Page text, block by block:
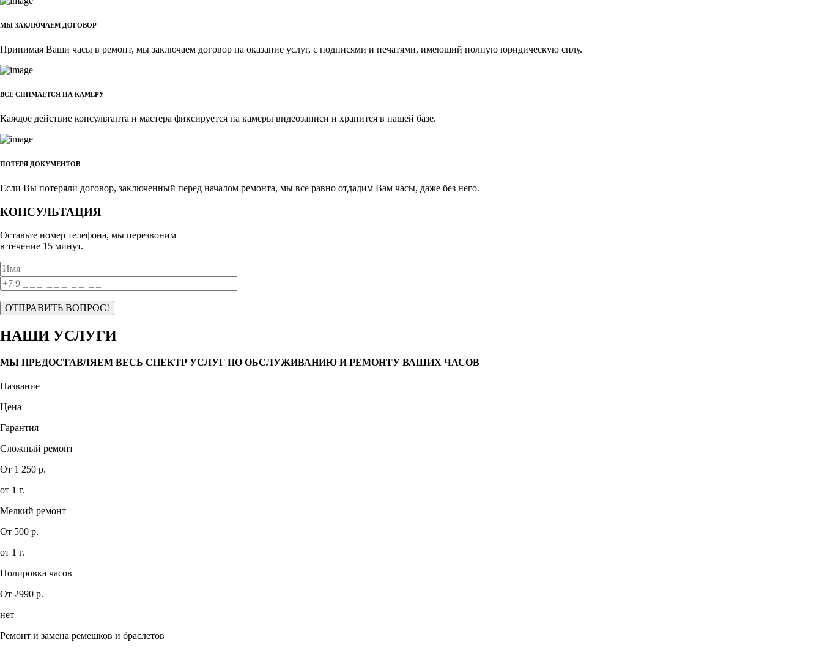
МЫ ЗАКЛЮЧАЕМ ДОГОВОР
Принимая Ваши часы в ремонт, мы заключаем договор на оказание услуг, с подписями и печатями, имеющий полную юридическую силу.
ВСЕ СНИМАЕТСЯ НА КАМЕРУ
Каждое действие консультанта и мастера фиксируется на камеры видеозаписи и хранится в нашей базе.
ПОТЕРЯ ДОКУМЕНТОВ
Если Вы потеряли договор, заключенный перед началом ремонта, мы все равно отдадим Вам часы, даже без него.
КОНСУЛЬТАЦИЯ
Оставьте номер телефона, мы перезвоним
в течение 15 минут.
НАШИ УСЛУГИ
МЫ ПРЕДОСТАВЛЯЕМ ВЕСЬ СПЕКТР УСЛУГ ПО ОБСЛУЖИВАНИЮ И РЕМОНТУ ВАШИХ ЧАСОВ
Название
Цена
Гарантия
Сложный ремонт
От 1 250 р.
от 1 г.
Мелкий ремонт
От 500 р.
от 1 г.
Полировка часов
От 2990 р.
нет
Ремонт и замена ремешков и браслетов